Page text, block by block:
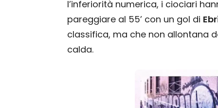
l’inferiorità numerica, i ciociari
pareggiare al 55’ con un gol di
classifica, ma che non allontana
calda.